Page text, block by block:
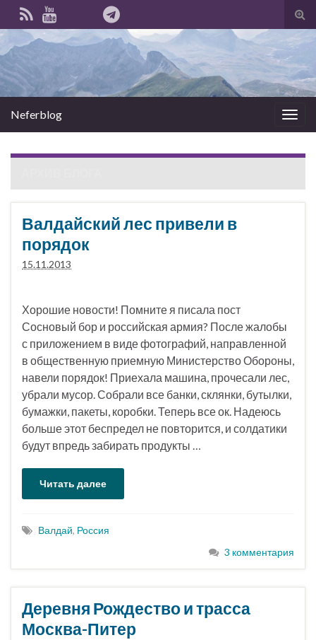
Вкл/
выкл
Neferblog
Валдайский лес привели в
порядок
15.11.2013
Хорошие новости! Помните я писала пост
Сосновый бор и российская армия? После жалобы
с приложением в виде фотографий, направленной
в общественную приемную Министерство Обороны,
навели порядок! Приехала машина, прочесали лес,
убрали мусор. Собрали все банки, склянки, бутылки,
бумажки, пакеты, коробки. Теперь все ок. Надеюсь
больше этот беспредел не повторится, и солдатики
будут впредь забирать продукты …
Читать далее
Валдай, Россия
3 комментария
Деревня Рождество и трасса
Москва-Питер